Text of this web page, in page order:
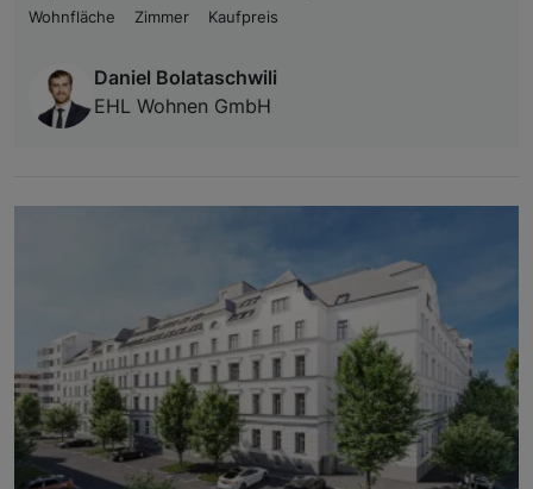
Wohnfläche
Zimmer Kaufpreis
Daniel Bolataschwili
EHL Wohnen GmbH